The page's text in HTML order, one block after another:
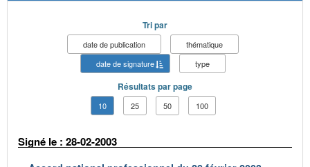
Tri par
date de publication
thématique
date de signature
type
Résultats par page
10 25 50 100
Signé le : 28-02-2003